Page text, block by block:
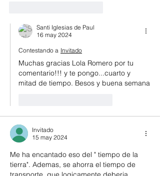
Santi Iglesias de Paul
16 may 2024
Contestando a Invitado
Muchas gracias Lola Romero por tu
comentario!!! y te pongo...cuarto y
mitad de tiempo. Besos y buena semana
Invitado
15 may 2024
Me ha encantado eso del " tiempo de la
tierra". Ademas, se ahorra el tiempo de